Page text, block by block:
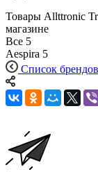
Товары Allttronic
магазине
Все 5
Aespira 5
Список брендов